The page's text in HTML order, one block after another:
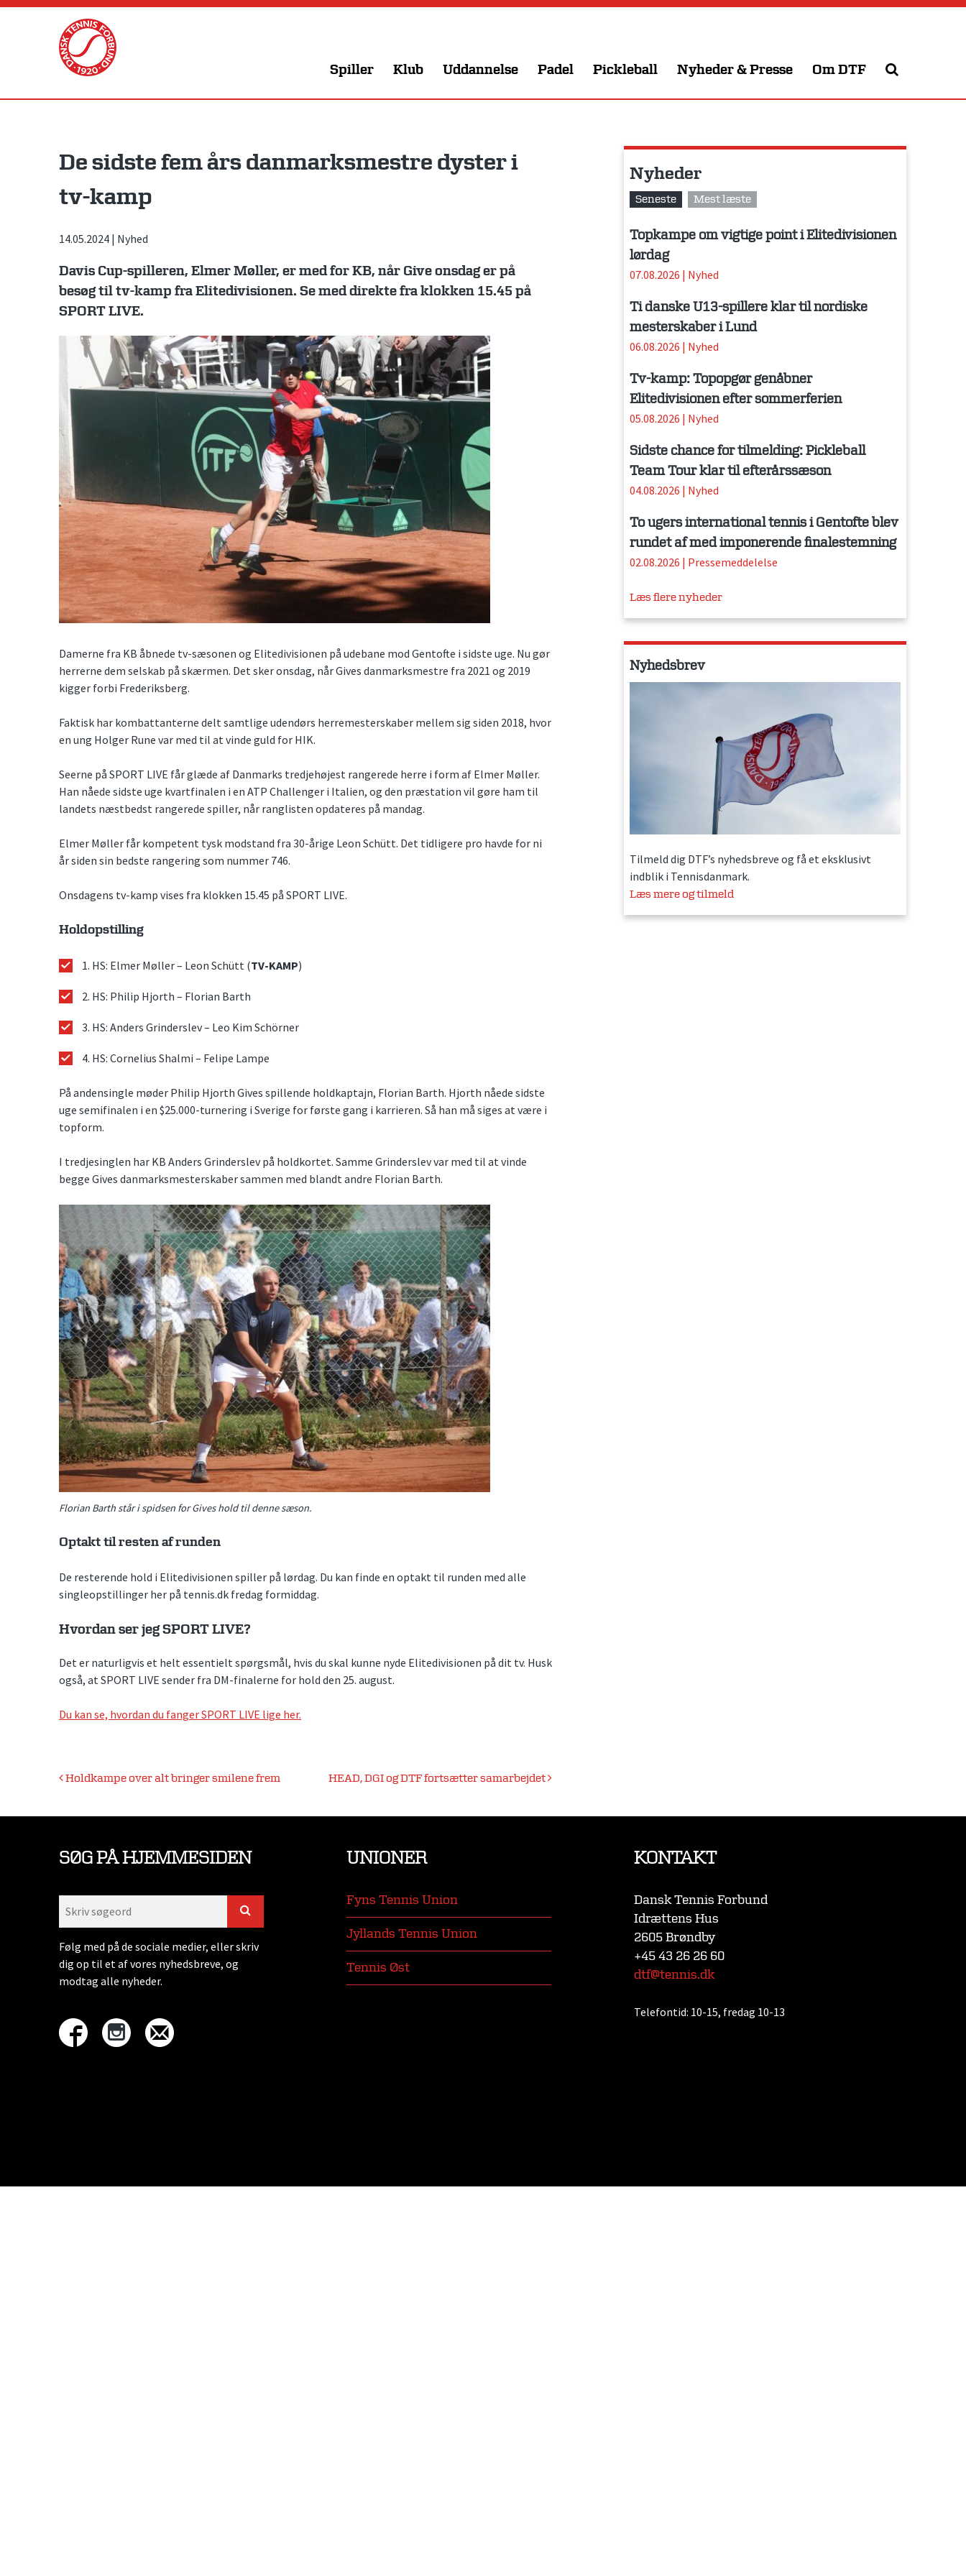
Skip
Spiller Klub Uddannelse Padel Pickleball Nyheder & Presse Om DTF
De sidste fem års danmarksmestre dyster i
tv-kamp
14.05.2024 | Nyhed
Davis Cup-spilleren, Elmer Møller, er med for KB, når Give onsdag er på
besøg til tv-kamp fra Elitedivisionen. Se med direkte fra klokken 15.45 på
SPORT LIVE.
Damerne fra KB åbnede tv-sæsonen og Elitedivisionen på udebane mod Gentofte i sidste uge. Nu gør
herrerne dem selskab på skærmen. Det sker onsdag, når Gives danmarksmestre fra 2021 og 2019
kigger forbi Frederiksberg.
Faktisk har kombattanterne delt samtlige udendørs herremesterskaber mellem sig siden 2018, hvor
en ung Holger Rune var med til at vinde guld for HIK.
Seerne på SPORT LIVE får glæde af Danmarks tredjehøjest rangerede herre i form af Elmer Møller.
Han nåede sidste uge kvartfinalen i en ATP Challenger i Italien, og den præstation vil gøre ham til
landets næstbedst rangerede spiller, når ranglisten opdateres på mandag.
Elmer Møller får kompetent tysk modstand fra 30-årige Leon Schütt. Det tidligere pro havde for ni
år siden sin bedste rangering som nummer 746.
Onsdagens tv-kamp vises fra klokken 15.45 på SPORT LIVE.
Holdopstilling
1. HS: Elmer Møller – Leon Schütt (TV-KAMP)
2. HS: Philip Hjorth – Florian Barth
3. HS: Anders Grinderslev – Leo Kim Schörner
4. HS: Cornelius Shalmi – Felipe Lampe
På andensingle møder Philip Hjorth Gives spillende holdkaptajn, Florian Barth. Hjorth nåede sidste
uge semifinalen i en $25.000-turnering i Sverige for første gang i karrieren. Så han må siges at være i
topform.
I tredjesinglen har KB Anders Grinderslev på holdkortet. Samme Grinderslev var med til at vinde
begge Gives danmarksmesterskaber sammen med blandt andre Florian Barth.
Florian Barth står i spidsen for Gives hold til denne sæson.
Optakt til resten af runden
De resterende hold i Elitedivisionen spiller på lørdag. Du kan finde en optakt til runden med alle
singleopstillinger her på tennis.dk fredag formiddag.
Hvordan ser jeg SPORT LIVE?
Det er naturligvis et helt essentielt spørgsmål, hvis du skal kunne nyde Elitedivisionen på dit tv. Husk
også, at SPORT LIVE sender fra DM-finalerne for hold den 25. august.
Du kan se, hvordan du fanger SPORT LIVE lige her.
Indlægsnavigation
Holdkampe over alt bringer smilene frem HEAD, DGI og DTF fortsætter samarbejdet
Nyheder
Seneste Mest læste
Topkampe om vigtige point i Elitedivisionen
lørdag
07.08.2026 | Nyhed
Ti danske U13-spillere klar til nordiske
mesterskaber i Lund
06.08.2026 | Nyhed
Tv-kamp: Topopgør genåbner
Elitedivisionen efter sommerferien
05.08.2026 | Nyhed
Sidste chance for tilmelding: Pickleball
Team Tour klar til efterårssæson
04.08.2026 | Nyhed
To ugers international tennis i Gentofte blev
rundet af med imponerende finalestemning
02.08.2026 | Pressemeddelelse
Læs flere nyheder
Nyhedsbrev
Tilmeld dig DTF’s nyhedsbreve og få et eksklusivt
indblik i Tennisdanmark.
Læs mere og tilmeld
SØG PÅ HJEMMESIDEN
Følg med på de sociale medier, eller skriv
dig op til et af vores nyhedsbreve, og
modtag alle nyheder.
UNIONER
Fyns Tennis Union
Jyllands Tennis Union
Tennis Øst
KONTAKT
Dansk Tennis Forbund
Idrættens Hus
2605 Brøndby
+45 43 26 26 60
dtf@tennis.dk
Telefontid: 10-15, fredag 10-13